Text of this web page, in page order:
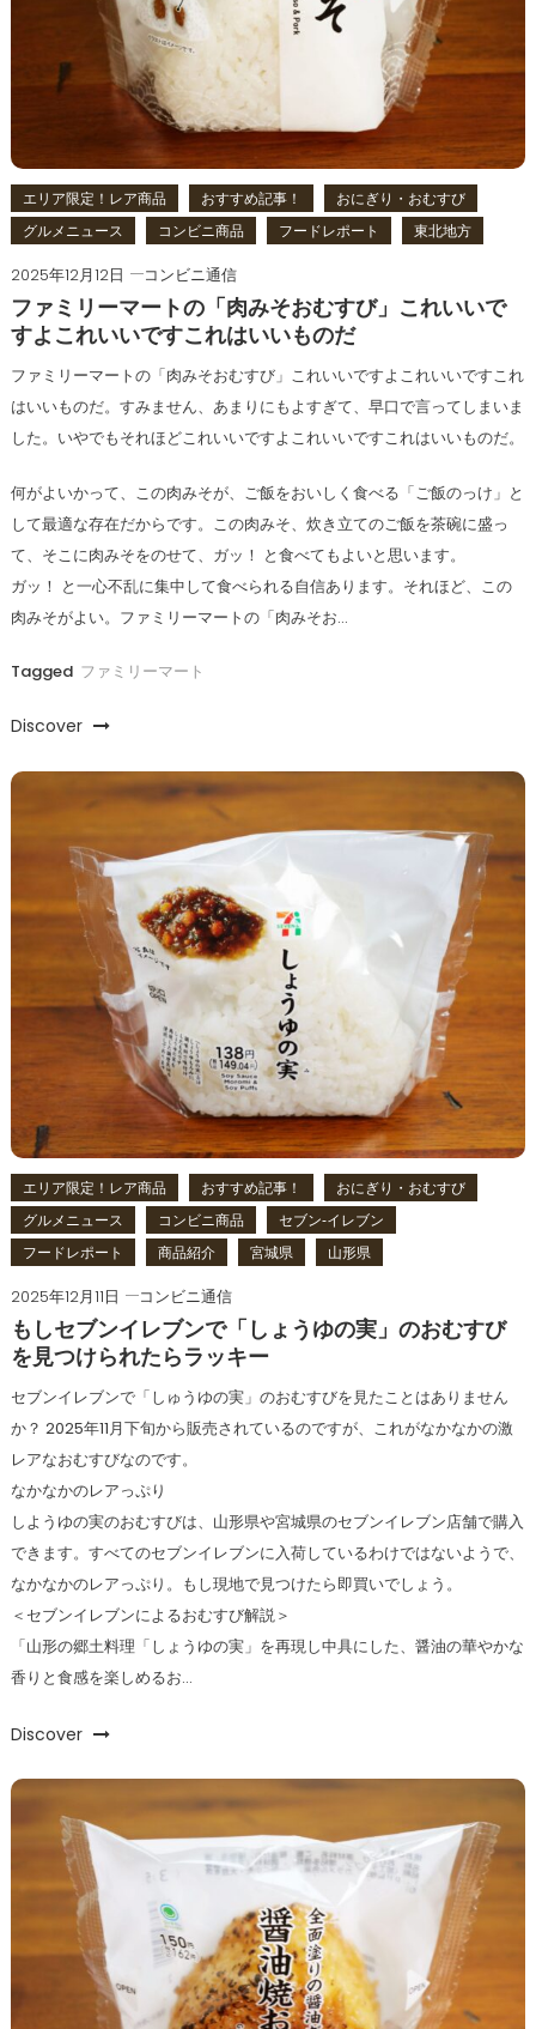
エリア限定！レア商品 おすすめ記事！
おにぎり・おむすび
グルメニュース
コンビニ商品 フードレポート 東北地方
2025年12月12日
コンビニ通信
ファミリーマートの「肉みそおむすび」これいいで
すよこれいいですこれはいいものだ
ファミリーマートの「肉みそおむすび」これいいですよこれいいですこれ
はいいものだ。すみません、あまりにもよすぎて、早口で言ってしまいま
した。いやでもそれほどこれいいですよこれいいですこれはいいものだ。
何がよいかって、この肉みそが、ご飯をおいしく食べる「ご飯のっけ」と
して最適な存在だからです。この肉みそ、炊き立てのご飯を茶碗に盛っ
て、そこに肉みそをのせて、ガッ！ と食べてもよいと思います。
ガッ！ と一心不乱に集中して食べられる自信あります。それほど、この
肉みそがよい。ファミリーマートの「肉みそお…
Tagged ファミリーマート
Discover
エリア限定！レア商品 おすすめ記事！
おにぎり・おむすび
グルメニュース
コンビニ商品
セブン‐イレブン
フードレポート
商品紹介 宮城県 山形県
2025年12月11日
コンビニ通信
もしセブンイレブンで「しょうゆの実」のおむすび
を見つけられたらラッキー
セブンイレブンで「しゅうゆの実」のおむすびを見たことはありません
か？ 2025年11月下旬から販売されているのですが、これがなかなかの激
レアなおむすびなのです。
なかなかのレアっぷり
しようゆの実のおむすびは、山形県や宮城県のセブンイレブン店舗で購入
できます。すべてのセブンイレブンに入荷しているわけではないようで、
なかなかのレアっぷり。もし現地で見つけたら即買いでしょう。
＜セブンイレブンによるおむすび解説＞
「山形の郷土料理「しょうゆの実」を再現し中具にした、醤油の華やかな
香りと食感を楽しめるお…
Discover